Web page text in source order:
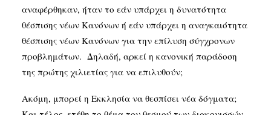
αναφέρθηκαν, ήταν το εάν υπάρχει η δυνατότητα
θέσπισης νέων Κανόνων ή εάν υπάρχει η αναγκαιότητα
θέσπισης νέων Κανόνων για την επίλυση σύγχρονων
προβλημάτων. Δηλαδή, αρκεί η κανονική παράδοση
της πρώτης χιλιετίας για να επιλυθούν;
Ακόμη, μπορεί η Εκκλησία να θεσπίσει νέα δόγματα;